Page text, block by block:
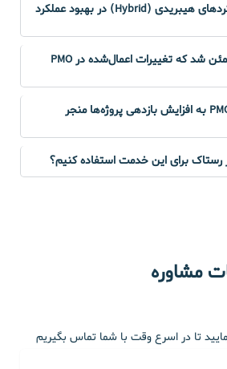
آیا استفاده از رویکردهای هیبریدی (Hybrid) در بهبود عملکرد
چگونه می‌توان مطمئن شد که تغییرات اعمال‌شده در PMO
آیا بهبود عملکرد PMO به افزایش بازدهی پروژه‌ها منجر
رستاک برای این خدمت استفاده کنیم؟
مشاوره
تا در اسرع وقت با شما تماس بگیریم